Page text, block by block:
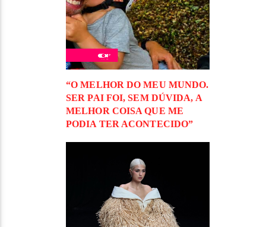
“O MELHOR DO MEU MUNDO.
SER PAI FOI, SEM DÚVIDA, A
MELHOR COISA QUE ME
PODIA TER ACONTECIDO”